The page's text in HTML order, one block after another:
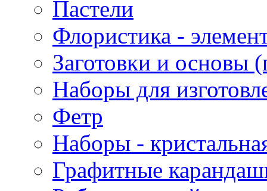
Пастели
Флористика -
Заготовки и основы
Наборы для
Фетр
Наборы -
Графитные